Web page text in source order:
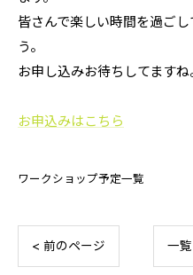
皆さんで楽しい時間を過ご
う。
お申し込みお待ちしてますね
お申込みはこちら
ワークショップ予定一覧
< 前のページ 一